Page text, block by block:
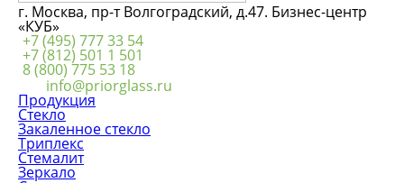
г. Москва, пр-т Волгоградский, д.47. Бизнес-центр
«КУБ»
+7 (495) 777 33 54
+7 (812) 501 1 501
8 (800) 775 53 18
info@priorglass.ru
Продукция
Стекло
Закаленное стекло
Триплекс
Стемалит
Зеркало